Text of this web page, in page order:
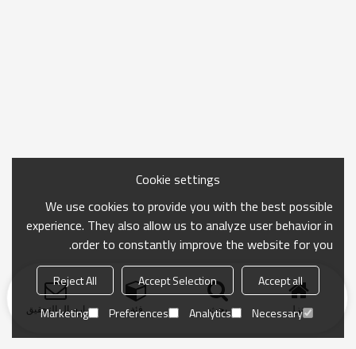
منزل بحث فئة ارسال التحقيق
Cookie settings
We use cookies to provide you with the best possible
experience. They also allow us to analyze user behavior in
order to constantly improve the website for you.
Accept all
Accept Selection
Reject All
Necessary
Analytics
Preferences
Marketing